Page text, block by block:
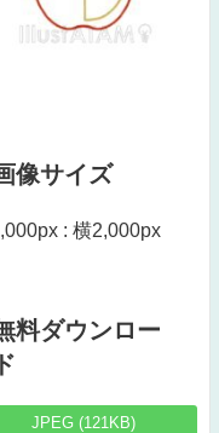
像サイズ
: 横2,000px
料ダウンロー
ド
JPEG (121KB)